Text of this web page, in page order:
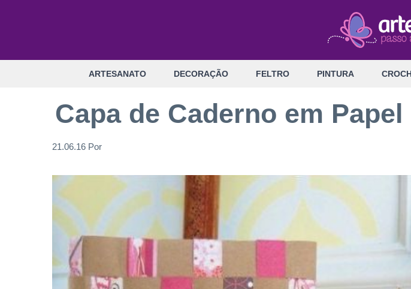
ARTESANATO DECORAÇÃO FELTRO PINTURA
Capa de Caderno em
21.06.16 Por